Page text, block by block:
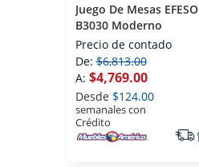
Juego De Mesas EFESO
B3030 Moderno
Precio de contado
De:$6,813.00
A: $4,769.00
Desde $124.00
semanales con
Crédito